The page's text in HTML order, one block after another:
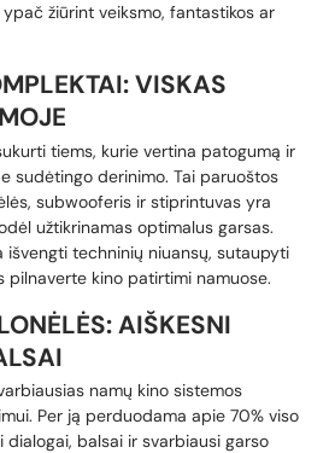
žiūrint veiksmo, fantastikos ar
VISKAS
tiems, kurie vertina patogumą ir
sudėtingo derinimo. Tai paruoštos
subwooferis ir stiprintuvas yra
užtikrinamas optimalus garsas.
išvengti techninių niuansų, sutaupyti
pilnaverte kino patirtimi namuose.
AIŠKESNI
namų kino sistemos
Per ją perduodama apie 70% viso
balsai ir svarbiausi garso